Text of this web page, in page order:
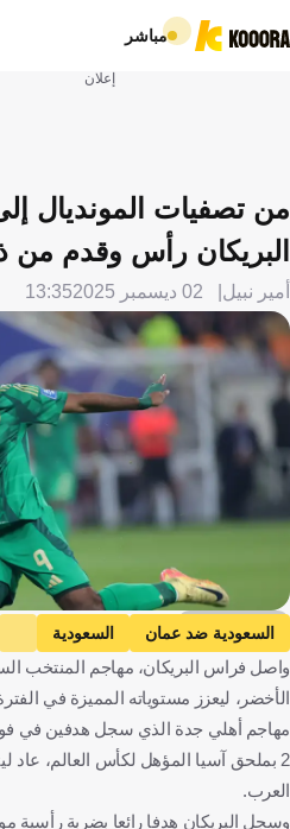
مباشر
إعلان
من تصفيات المونديال
البريكان رأس وقدم
أمير نبيل 02 ديسمبر 2025 13:35
Getty Images
السعودية ضد عمان السعودية
المملكة العربية السعودية
عُمان
واصل فراس البريكان، مهاجم المنتخب
الأخضر، ليعزز مستوياته المميزة في
2 بملحق آسيا المؤهل لكأس العالم،
العرب.
وسجل البريكان هدفا رائعا بضربة رأسية